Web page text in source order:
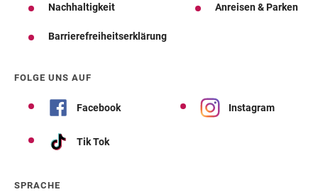
Nachhaltigkeit Anreisen & Parken
Barrierefreiheitserklärung
FOLGE UNS AUF
Facebook Instagram
Tik Tok
SPRACHE